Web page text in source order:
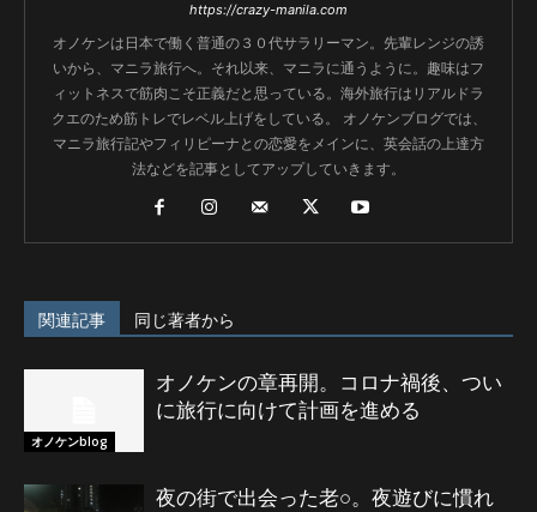
https://crazy-manila.com
オノケンは日本で働く普通の３０代サラリーマン。先輩レンジの誘
いから、マニラ旅行へ。それ以来、マニラに通うように。趣味はフ
ィットネスで筋肉こそ正義だと思っている。海外旅行はリアルドラ
クエのため筋トレでレベル上げをしている。 オノケンブログでは、
マニラ旅行記やフィリピーナとの恋愛をメインに、英会話の上達方
法などを記事としてアップしていきます。
関連記事 同じ著者から
オノケンblog
オノケンの章再開。コロナ禍後、つい
に旅行に向けて計画を進める
夜の街で出会った老○。夜遊びに慣れ